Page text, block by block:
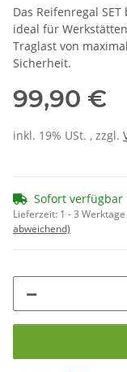
Das Reifenregal
ideal für
Traglast von
Sicherheit.
99,90 €
inkl. 19% USt. , zzgl.
Sofort verfügbar
Lieferzeit: 1 - 3 Werktage
abweichend)